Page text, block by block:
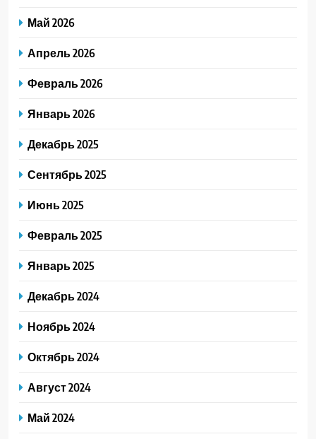
Май 2026
Апрель 2026
Февраль 2026
Январь 2026
Декабрь 2025
Сентябрь 2025
Июнь 2025
Февраль 2025
Январь 2025
Декабрь 2024
Ноябрь 2024
Октябрь 2024
Август 2024
Май 2024